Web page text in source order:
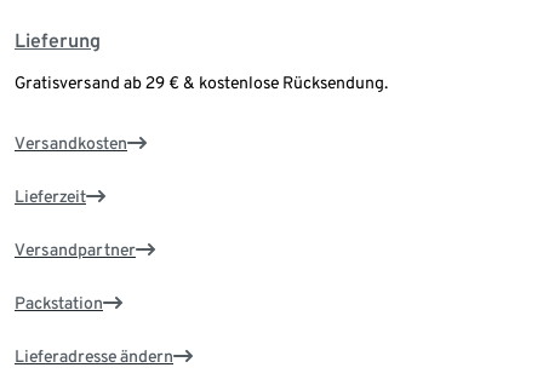
Lieferung
Gratisversand ab 29 € & kostenlose Rücksendung.
Versandkosten
Lieferzeit
Versandpartner
Packstation
Lieferadresse ändern